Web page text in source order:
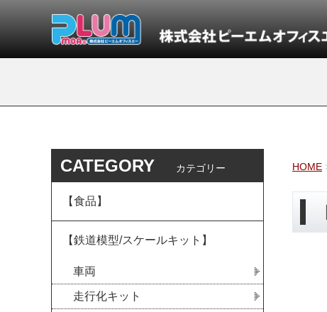
HOME
CATEGORY カテゴリー
【食品】
【鉄道模型/スケールキット】
車両
走行化キット